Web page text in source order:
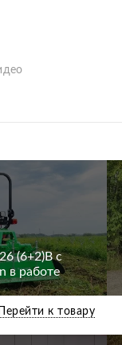
(6+2)В с
в работе
Перейти к товару